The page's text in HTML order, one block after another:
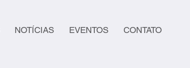
NOTÍCIAS EVENTOS CONTATO